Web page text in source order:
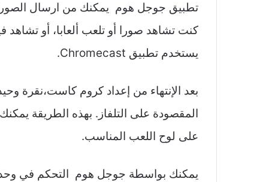
تطبيق جوجل هوم يمكنك من ارسال
كنت تشاهد صورا أو تلعب ألعابا، أو تشاهد
يستخدم تطبيق Chromecast.
بعد الإنتهاء من إعداد كروم كاست،نقرة
المقصودة على التلفاز. بهذه الطريقة
على لوح اللعب المناسب.
يمكنك بواسطة جوجل هوم التحكم في